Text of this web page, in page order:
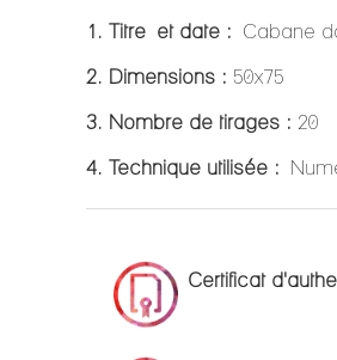
1. Titre et date : Cabane
2. Dimensions : 50x75
3. Nombre de tirages : 20
4. Technique utilisée :
Certificat